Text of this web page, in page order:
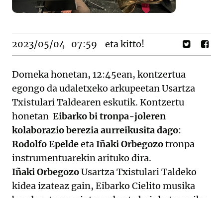
2023/05/04 07:59 eta kitto!
Domeka honetan, 12:45ean, kontzertua
egongo da udaletxeko arkupeetan Usartza
Txistulari Taldearen eskutik. Kontzertu
honetan Eibarko bi tronpa-joleren
kolaborazio berezia aurreikusita dago:
Rodolfo EpeldeetaIñaki Orbegozotronpa
instrumentuarekin arituko dira.
Iñaki OrbegozoUsartza Txistulari Taldeko
kidea izateaz gain, Eibarko Cielito musika